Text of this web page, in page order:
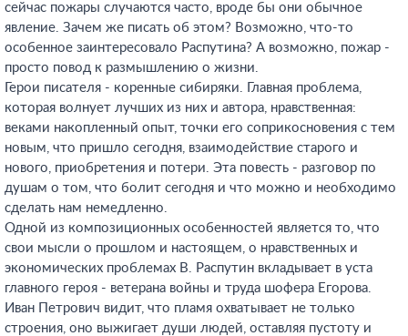
сейчас пожары случаются часто, вроде бы они обычное
явление. Зачем же писать об этом? Возможно, что-то
особенное заинтересовало Распутина? А возможно, пожар -
просто повод к размышлению о жизни.
Герои писателя - коренные сибиряки. Главная проблема,
которая волнует лучших из них и автора, нравственная:
веками накопленный опыт, точки его соприкосновения с тем
новым, что пришло сегодня, взаимодействие старого и
нового, приобретения и потери. Эта повесть - разговор по
душам о том, что болит сегодня и что можно и необходимо
сделать нам немедленно.
Одной из композиционных особенностей является то, что
свои мысли о прошлом и настоящем, о нравственных и
экономических проблемах В. Распутин вкладывает в уста
главного героя - ветерана войны и труда шофера Егорова.
Иван Петрович видит, что пламя охватывает не только
строения, оно выжигает души людей, оставляя пустоту и